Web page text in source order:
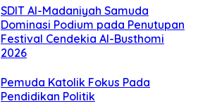
SDIT Al-Madaniyah Samuda
Dominasi Podium pada Penutupan
Festival Cendekia Al-Busthomi
2026
Pemuda Katolik Fokus Pada
Pendidikan Politik